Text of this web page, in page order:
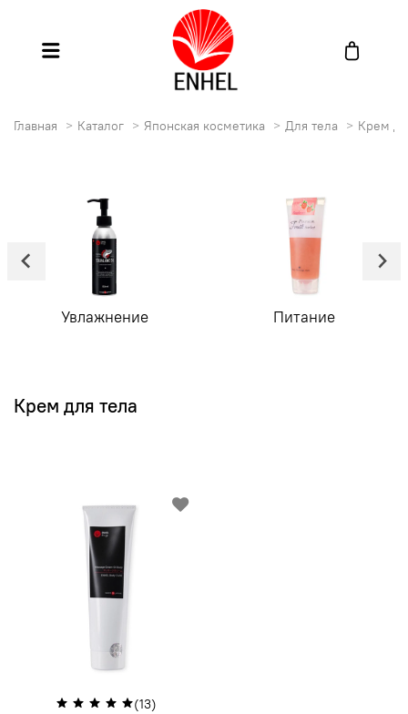
Главная Каталог Японская косметика Для тела Крем
Увлажнение Питание
Крем для тела
(13)